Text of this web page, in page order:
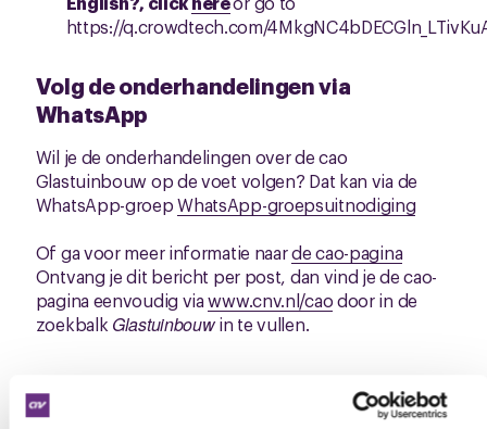
https://q.crowdtech.com/
Volg de onderhandelingen via
WhatsApp
Wil je de onderhandelingen over de cao
Glastuinbouw op de voet volgen? Dat kan via de
WhatsApp-groepWhatsApp-groepsuitnodiging
Of ga voor meer informatie naarde cao-pagina
Ontvang je dit bericht per post, dan vind je de cao-
pagina eenvoudig viawww.cnv.nl/caodoor in de
zoekbalk Glastuinbouwin te vullen.
Wil je CNV verder ondersteunen bij de
onderhandelingen?